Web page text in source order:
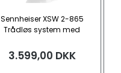
Sennheiser XSW 2-865
Trådløs system med
3.599,00 DKK